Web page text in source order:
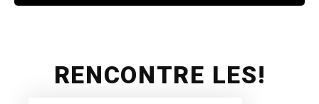
RENCONTRE LES!